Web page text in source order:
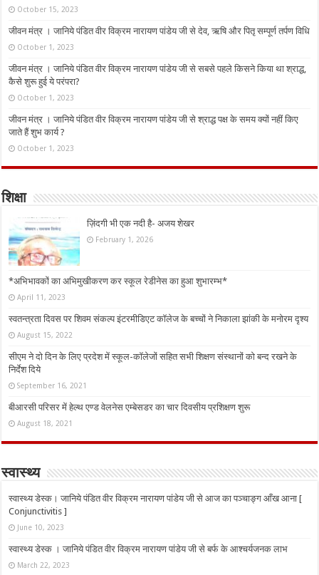
October 15, 2023
जीवन मंत्र । जानिये पंडित वीर विक्रम नारायण पांडेय जी से देव, ऋषि और पितृ सम्पूर्ण तर्पण विधि
October 1, 2023
जीवन मंत्र । जानिये पंडित वीर विक्रम नारायण पांडेय जी से सबसे पहले किसने किया था श्राद्ध,
कैसे शुरू हुई ये परंपरा?
October 1, 2023
जीवन मंत्र । जानिये पंडित वीर विक्रम नारायण पांडेय जी से श्राद्ध पक्ष के समय क्यों नहीं किए
जाते हैं शुभ कार्य ?
October 1, 2023
शिक्षा
ज़िंदगी भी एक नदी है- अजय शेखर
February 1, 2026
*अभिभावकों का अभिमुखीकरण कर स्कूल रेडीनेस का हुआ शुभारम्भ*
April 11, 2023
स्वतन्त्रता दिवस पर शिवम संकल्प इंटरमीडिएट कॉलेज के बच्चों ने निकाला झांकी के मनोरम दृश्य
August 15, 2022
सीएम ने दो दिन के लिए प्रदेश में स्कूल-कॉलेजों सहित सभी शिक्षण संस्थानों को बन्द रखने के
निर्देश दिये
September 16, 2021
बीआरसी परिसर में हेल्थ एण्ड वेलनेस एम्बेसडर का चार दिवसीय प्रशिक्षण शुरू
August 18, 2021
स्वास्थ्य
स्वास्थ्य डेस्क। जानिये पंडित वीर विक्रम नारायण पांडेय जी से आज का पञ्चाङ्ग आँख आना [
Conjunctivitis ]
June 10, 2023
स्वास्थ्य डेस्क । जानिये पंडित वीर विक्रम नारायण पांडेय जी से बर्फ के आश्चर्यजनक लाभ
March 22, 2023